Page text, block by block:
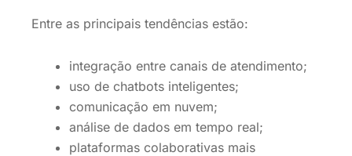
Entre as principais tendências estão:
integração entre canais de atendimento;
uso de chatbots inteligentes;
comunicação em nuvem;
análise de dados em tempo real;
plataformas colaborativas mais